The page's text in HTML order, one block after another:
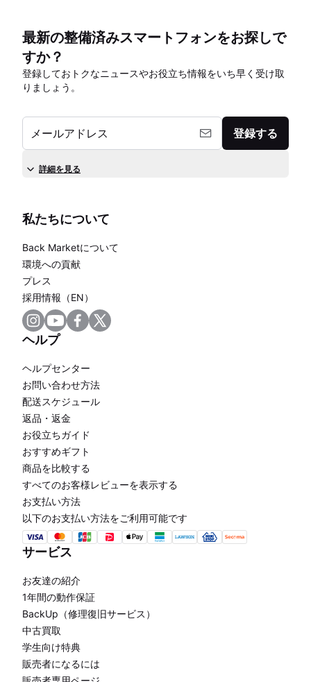
最新の整備済みスマートフォンをお探しで
すか？
登録しておトクなニュースやお役立ち情報をいち早く受け取
りましょう。
メールアドレス 登録する
詳細を見る
私たちについて
Back Marketについて
環境への貢献
プレス
採用情報（EN）
ヘルプ
ヘルプセンター
お問い合わせ方法
配送スケジュール
返品・返金
お役立ちガイド
おすすめギフト
商品を比較する
すべてのお客様レビューを表示する
お支払い方法
以下のお支払い方法をご利用可能です
サービス
お友達の紹介
1年間の動作保証
BackUp（修理復旧サービス）
中古買取
学生向け特典
販売者になるには